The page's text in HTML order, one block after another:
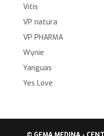
Vitis
VP natura
VP PHARMA
Wynie
Yanguas
Yes Love